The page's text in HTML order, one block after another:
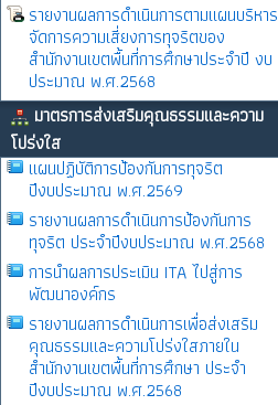
รายงานผลการดำเนินการตามแผนบริหาร
จัดการความเสี่ยงการทุจริตของ
สำนักงานเขตพื้นที่การศึกษาประจำปี งบ
ประมาณ พ.ศ.2568
มาตรการส่งเสริมคุณธรรมและความ
โปร่งใส
แผนปฏิบัติการป้องกันการทุจริต
ปีงบประมาณ พ.ศ.2569
รายงานผลการดําเนินการป้องกันการ
ทุจริต ประจําปีงบประมาณ พ.ศ.2568
การนำผลการประเมิน ITA ไปสู่การ
พัฒนาองค์กร
รายงานผลการดําเนินการเพื่อส่งเสริม
คุณธรรมและความโปร่งใสภายใน
สำนักงานเขตพื้นที่การศึกษา ประจำ
ปีงบประมาณ พ.ศ.2568